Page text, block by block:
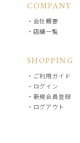
COMPANY
会社概要
店舗一覧
SHOPPING
ご利用ガイド
ログイン
新規会員登録
ログアウト